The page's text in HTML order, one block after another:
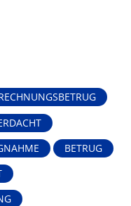
BETRUG